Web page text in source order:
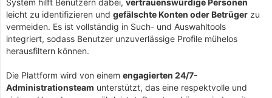
System hilft Benutzern dabei, vertrauenswürdige Personen
leicht zu identifizieren und gefälschte Konten oder Betrüger zu
vermeiden. Es ist vollständig in Such- und Auswahltools
integriert, sodass Benutzer unzuverlässige Profile mühelos
herausfiltern können.
Die Plattform wird von einem engagierten 24/7-
Administrationsteam unterstützt, das eine respektvolle und